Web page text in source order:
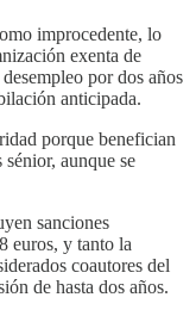
improcedente, lo
exenta de
por dos años
anticipada.
porque benefician
sénior, aunque se
sanciones
euros, y tanto la
coautores del
de hasta dos años.